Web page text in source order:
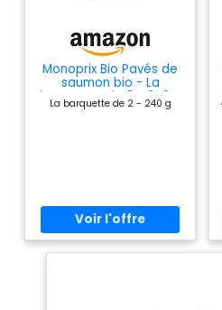
Monoprix Bio Pavés de
saumon bio - La
barquette de 2 - 240 g
La barquette de 2 - 240 g